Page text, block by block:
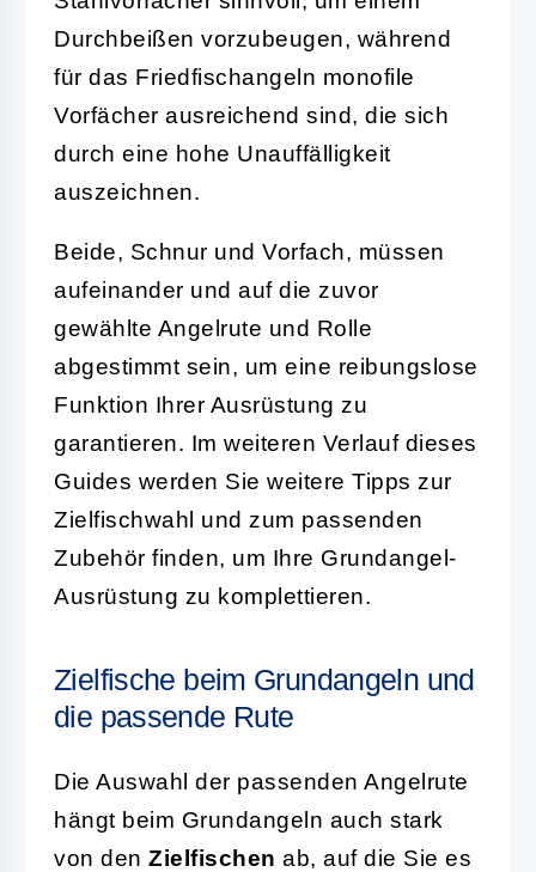
Durchbeißen vorzubeugen, während
für das Friedfischangeln monofile
Vorfächer ausreichend sind, die sich
durch eine hohe Unauffälligkeit
auszeichnen.
Beide, Schnur und Vorfach, müssen
aufeinander und auf die zuvor
gewählte Angelrute und Rolle
abgestimmt sein, um eine reibungslose
Funktion Ihrer Ausrüstung zu
garantieren. Im weiteren Verlauf dieses
Guides werden Sie weitere Tipps zur
Zielfischwahl und zum passenden
Zubehör finden, um Ihre Grundangel-
Ausrüstung zu komplettieren.
Zielfische beim Grundangeln und
die passende Rute
Die Auswahl der passenden Angelrute
hängt beim Grundangeln auch stark
von den Zielfischen ab, auf die Sie es